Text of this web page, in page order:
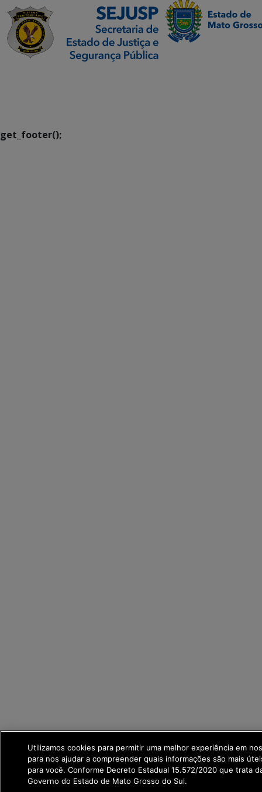
get_footer();
Utilizamos cookies para permitir uma melhor experiência em
para nos ajudar a compreender quais informações são mais
para você. Conforme Decreto Estadual 15.572/2020 que trata
Governo do Estado de Mato Grosso do Sul.